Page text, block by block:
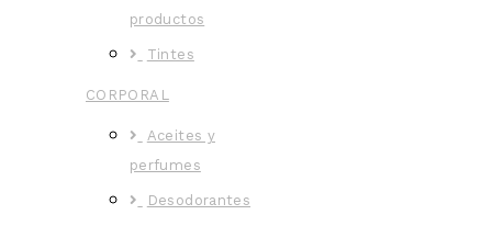
productos
Tintes
CORPORAL
Aceites y
perfumes
Desodorantes